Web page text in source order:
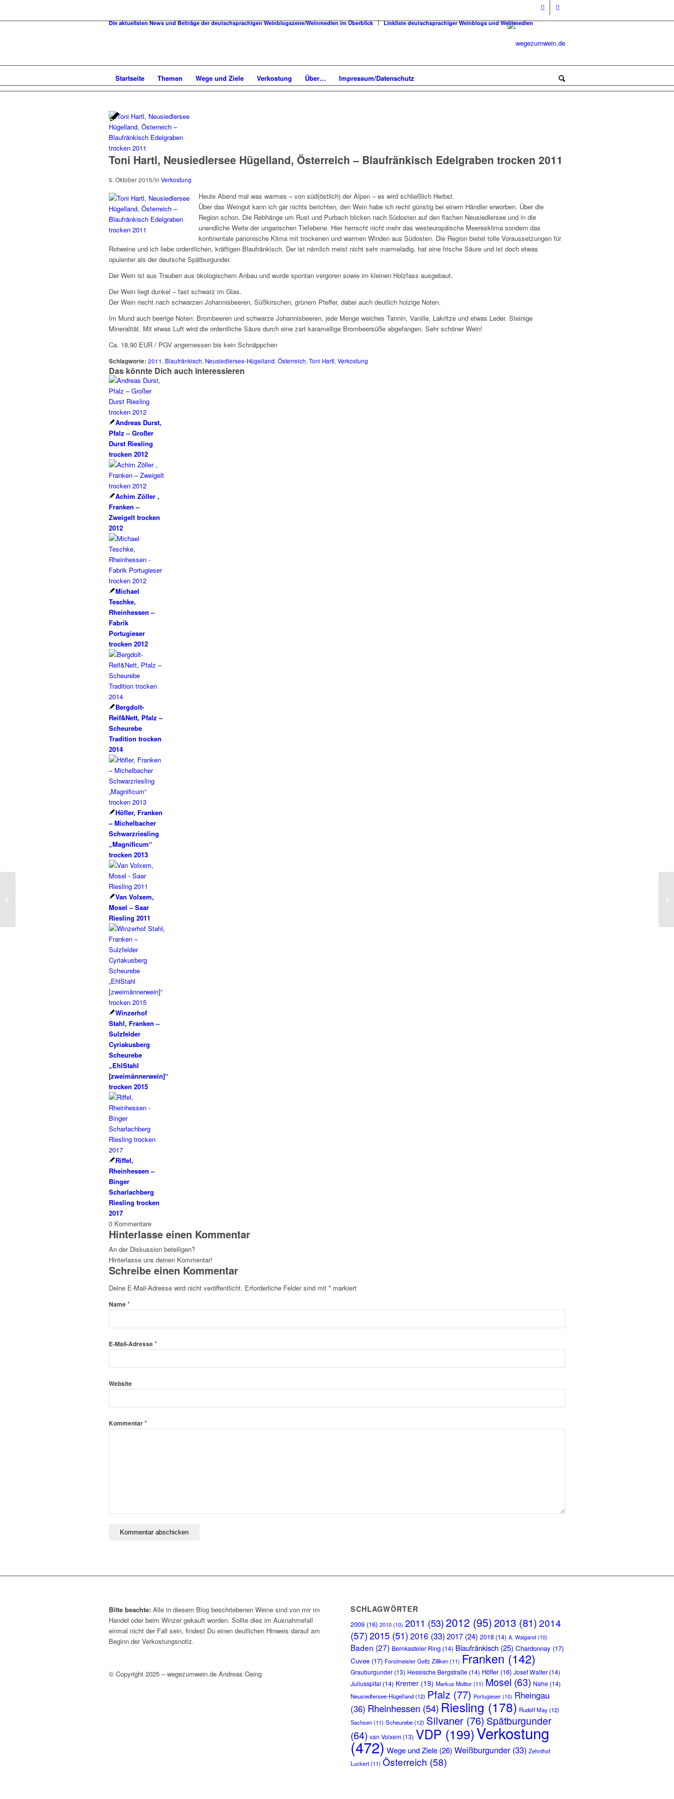
Die aktuellsten News und Beiträge der deutschsprachigen Weinblogszene/Weinmedien im Überblick Linkliste deutschsprachiger Weinblogs und Weinmedien
Startseite Themen Wege und Ziele Verkostung Über… Impressum/Datenschutz
Toni Hartl, Neusiedlersee Hügelland, Österreich – Blaufränkisch Edelgraben trocken 2011
5. Oktober 2015/in Verkostung
Heute Abend mal was warmes – von süd(östlich) der Alpen – es wird schließlich Herbst.
Über das Weingut kann ich gar nichts berichten, den Wein habe ich recht günstig bei einem Händler erworben. Über die
Region schon. Die Rebhänge um Rust und Purbach blicken nach Südosten auf den flachen Neusiedlersee und in die
unendliche Weite der ungarischen Tiefebene. Hier herrscht nicht mehr das westeuropäische Meeresklima sondern das
kontinentale panonische Klima mit trockenen und warmen Winden aus Südosten. Die Region bietet tolle Voraussetzungen für
Rotweine und ich liebe ordentlichen, kräftigen Blaufränkisch. Der ist nämlich meist nicht sehr marmeladig, hat eine frische Säure und ist doch etwas
opulenter als der deutsche Spätburgunder.
Der Wein ist aus Trauben aus ökologischem Anbau und wurde spontan vergoren sowie im kleinen Holzfass ausgebaut.
Der Wein liegt dunkel – fast schwarz im Glas.
Der Wein riecht nach schwarzen Johannisbeeren, Süßkirschen, grünem Pfeffer, dabei auch deutlich holzige Noten.
Im Mund auch beerige Noten: Brombeeren und schwarze Johannisbeeren, jede Menge weiches Tannin, Vanille, Lakritze und etwas Leder. Steinige
Mineralität. Mit etwas Luft wird die ordentliche Säure durch eine zart karamellige Brombeersüße abgefangen. Sehr schöner Wein!
Ca. 18,90 EUR / PGV angemessen bis kein Schnäppchen
Schlagworte: 2011 , Blaufränkisch,Neusiedlersee-Hügelland,Österreich,Toni Hartl,Verkostung
Das könnte Dich auch interessieren
Andreas Durst,
Pfalz – Großer
Durst Riesling
trocken 2012
Achim Zöller ,
Franken –
Zweigelt trocken
2012
Michael
Teschke,
Rheinhessen –
Fabrik
Portugieser
trocken 2012
Bergdolt-
Reif&Nett, Pfalz –
Scheurebe
Tradition trocken
2014
Höfler, Franken
– Michelbacher
Schwarzriesling
„Magnificum“
trocken 2013
Van Volxem,
Mosel – Saar
Riesling 2011
Winzerhof
Stahl, Franken –
Sulzfelder
Cyriakusberg
Scheurebe
„EhlStahl
[zweimännerwein]“
trocken 2015
Riffel,
Rheinhessen –
Binger
Scharlachberg
Riesling trocken
2017
0 Kommentare
Hinterlasse einen Kommentar
An der Diskussion beteiligen?
Hinterlasse uns deinen Kommentar!
Schreibe einen Kommentar
Deine E-Mail-Adresse wird nicht veröffentlicht. Erforderliche Felder sind mit * markiert
Name*
E-Mail-Adresse*
Website
Kommentar*
Bitte beachte: Alle in diesem Blog beschriebenen Weine sind von mir im
Handel oder beim Winzer gekauft worden. Sollte dies im Ausnahmefall
einmal nicht der Fall sein, findest Du einen deutlichen Hinweis darauf am
Beginn der Verkostungsnotiz.
© Copyright 2025 – wegezumwein.de Andreas Oeing
SCHLAGWÖRTER
2009 (16) 2010 (10) 2011 (53) 2012 (95)2013 (81)2014
(57) 2015 (51) 2016 (33) 2017 (24) 2018 (14) A. Waigand (10)
Baden (27) Bernkasteler Ring (14) Blaufränkisch (25) Chardonnay (17)
Cuvee (17) Forstmeister Geltz Zilliken(11) Franken (142)
Grauburgunder(13) Hessische Bergstraße (14) Höfler(16) Josef Walter (14)
Juliusspital (14) Kremer (19) Markus Molitor(11) Mosel (63) Nahe (14)
Neusiedlersee-Hügelland(12) Pfalz (77) Portugieser (10) Rheingau
(36) Rheinhessen (54) Riesling (178) Rudolf May(12)
Sachsen(11) Scheurebe(12) Silvaner (76) Spätburgunder
(64) van Volxem (13) VDP (199)Verkostung
(472) Wege und Ziele (26) Weißburgunder(33) Zehnthof
Luckert(11) Österreich (58)